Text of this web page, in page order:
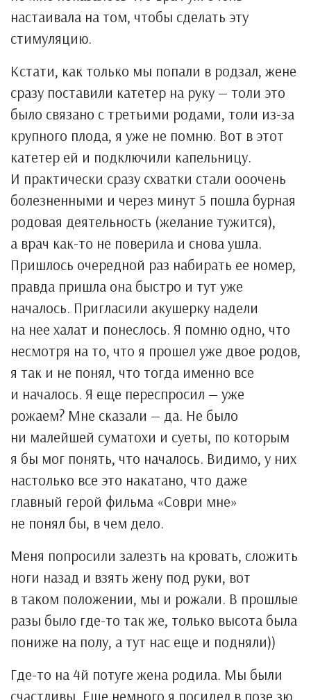
настаивала на том, чтобы сделать эту
стимуляцию.
Кстати, как только мы попали в родзал, жене
сразу поставили катетер на руку — толи это
было связано с третьими родами, толи из-за
крупного плода, я уже не помню. Вот в этот
катетер ей и подключили капельницу.
И практически сразу схватки стали ооочень
болезненными и через минут 5 пошла бурная
родовая деятельность (желание тужится),
а врач как-то не поверила и снова ушла.
Пришлось очередной раз набирать ее номер,
правда пришла она быстро и тут уже
началось. Пригласили акушерку надели
на нее халат и понеслось. Я помню одно, что
несмотря на то, что я прошел уже двое родов,
я так и не понял, что тогда именно все
и началось. Я еще переспросил — уже
рожаем? Мне сказали — да. Не было
ни малейшей суматохи и суеты, по которым
я бы мог понять, что началось. Видимо, у них
настолько все это накатано, что даже
главный герой фильма «Соври мне»
не понял бы, в чем дело.
Меня попросили залезть на кровать, сложить
ноги назад и взять жену под руки, вот
в таком положении, мы и рожали. В прошлые
разы было где-то так же, только высота была
пониже на полу, а тут нас еще и подняли))
Где-то на 4й потуге жена родила. Мы были
счастливы. Еще немного я посидел в позе зю,